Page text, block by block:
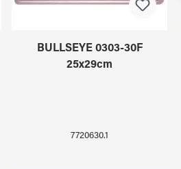
BULLSEYE 0303-30F
25x29cm
7720630.1